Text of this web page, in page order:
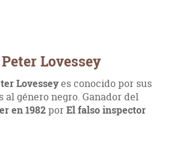
Lovessey
Lovesseyes conocido por sus
al género negro. Ganador del
en 1982por El falso inspector